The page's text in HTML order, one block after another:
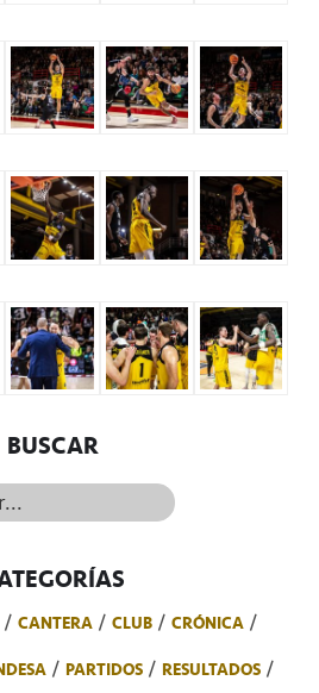
BUSCAR
CANTERA CLUB
CRÓNICA
PARTIDOS
RESULTADOS